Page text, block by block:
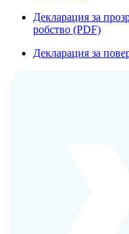
Декларация за
робство (PDF)
Декларация за